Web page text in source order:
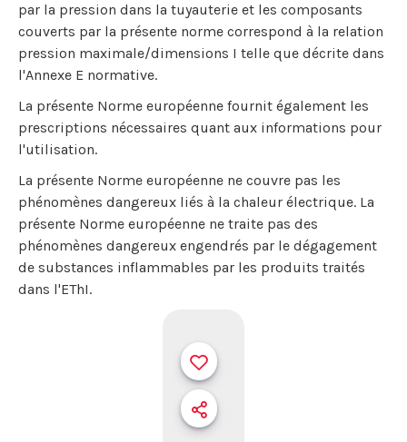
par la pression dans la tuyauterie et les composants
couverts par la présente norme correspond à la relation
pression maximale/dimensions I telle que décrite dans
l'Annexe E normative.
La présente Norme européenne fournit également les
prescriptions nécessaires quant aux informations pour
l'utilisation.
La présente Norme européenne ne couvre pas les
phénomènes dangereux liés à la chaleur électrique. La
présente Norme européenne ne traite pas des
phénomènes dangereux engendrés par le dégagement
de substances inflammables par les produits traités
dans l'EThI.